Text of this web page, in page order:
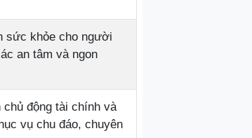
sức khỏe cho người
an tâm và ngon
động tài chính và
vụ chu đáo, chuyên